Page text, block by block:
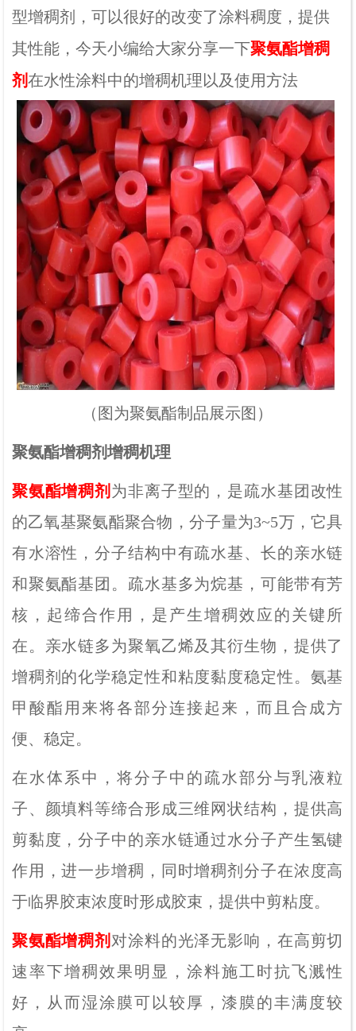
型增稠剂，可以很好的改变了涂料稠度，提供
其性能，今天小编给大家分享一下聚氨酯增稠
剂在水性涂料中的增稠机理以及使用方法
（ 图为聚氨酯制品展示图 ）
聚氨酯增稠剂增稠机理
聚氨酯增稠剂 为非离子型的，是疏水基团改性
的乙氧基聚氨酯聚合物，分子量为3~5万，它具
有水溶性，分子结构中有疏水基、长的亲水链
和聚氨酯基团。疏水基多为烷基，可能带有芳
核，起缔合作用，是产生增稠效应的关键所
在。亲水链多为聚氧乙烯及其衍生物，提供了
增稠剂的化学稳定性和粘度黏度稳定性。氨基
甲酸酯用来将各部分连接起来，而且合成方
便、稳定。
在水体系中，将分子中的疏水部分与乳液粒
子、颜填料等缔合形成三维网状结构，提供高
剪黏度，分子中的亲水链通过水分子产生氢键
作用，进一步增稠，同时增稠剂分子在浓度高
于临界胶束浓度时形成胶束，提供中剪粘度。
聚氨酯增稠剂对涂料的光泽无影响，在高剪切
速率下增稠效果明显，涂料施工时抗飞溅性
好，从而湿涂膜可以较厚，漆膜的丰满度较